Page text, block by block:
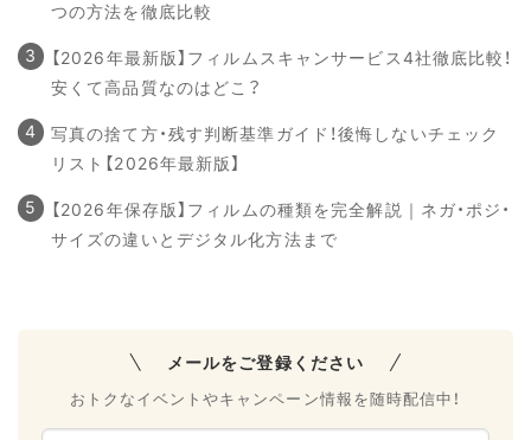
つの方法を徹底比較
【2026年最新版】フィルムスキャンサービス4社徹底比較！
安くて高品質なのはどこ？
写真の捨て方・残す判断基準ガイド！後悔しないチェック
リスト【2026年最新版】
【2026年保存版】フィルムの種類を完全解説｜ネガ・ポジ・
サイズの違いとデジタル化方法まで
メールをご登録ください
おトクなイベントやキャンペーン情報を随時配信中！